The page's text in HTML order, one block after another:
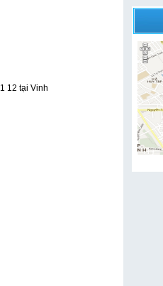
12 tại Vinh